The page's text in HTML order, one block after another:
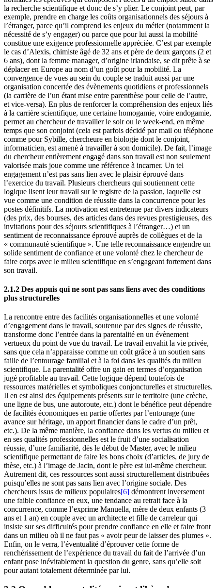
la recherche scientifique et donc de s’y plier. Le conjoint peut, par
exemple, prendre en charge les coûts organisationnels des séjours à
l’étranger, parce qu’il comprend les enjeux du métier (notamment la
nécessité de s’y engager) ou parce que pour lui aussi la mobilité
constitue une exigence professionnelle appréciée. C’est par exemple
le cas d’Alexis, chimiste âgé de 32 ans et père de deux garçons (2 et
6 ans), dont la femme manager, d’origine irlandaise, se dit prête à se
déplacer en Europe au nom d’un goût pour la mobilité. La
convergence de vues au sein du couple se traduit aussi par une
organisation concertée des évènements quotidiens et professionnels
(la carrière de l’un étant mise entre parenthèse pour celle de l’autre,
et vice-versa). En plus de renforcer la compréhension des enjeux liés
à la carrière scientifique, une certaine homogamie, voire endogamie,
permet au chercheur de travailler le soir ou le week-end, en même
temps que son conjoint (cela est parfois décidé par mail ou téléphone
comme pour Sybille, chercheure en biologie dont le conjoint,
informaticien, est amené à travailler à son domicile). De fait, l’image
du chercheur entièrement engagé dans son travail est non seulement
valorisée mais joue comme une référence à incarner. Un tel
engagement n’est pas sans lien avec le plaisir éprouvé dans
l’exercice du travail. Plusieurs chercheurs qui soutiennent cette
logique lisent leur travail sur le registre de la passion, laquelle est
vue comme une condition de réussite dans la concurrence pour les
postes définitifs. La motivation est entretenue par divers indicateurs
(des prix, des bourses, des articles dans des revues prestigieuses, des
invitations pour des séjours scientifiques à l’étranger…) et un
sentiment de reconnaissance éprouvé auprès de collègues et de la
« communauté scientifique ». Une telle reconnaissance engendre un
solide sentiment de confiance et une volonté chez le chercheur de
faire corps avec le milieu scientifique en s’engageant fortement dans
son travail.
2.1.2 Des appuis qui ne sont pas sans liens avec des conditions
plus structurelles
La rencontre entre des facilités organisationnelles et une volonté
d’engagement dans le travail, soutenue par des signes de réussite,
transforme donc l’entrée dans la parentalité en un évènement
vertueux du point de vue du travail. Le travail envahit la vie privée,
sans que cela n’apparaisse comme un coût grâce à un soutien sans
faille de l’entourage familial et à la foi dans les qualités du milieu
scientifique. La parentalité offre un gain en termes d’organisation
jugé profitable au travail. Cette logique dépend toutefois de
ressources matérielles et symboliques conjoncturelles et structurelles.
Il en est ainsi des équipements présents sur le territoire (une crèche,
une ligne de bus, une autoroute, etc.) dont le bénéfice peut dépendre
de facilités économiques en partie offertes par l’entourage (une
avance sur héritage, un apport financier dans le cadre d’un prêt,
etc.). De la même manière, la confiance dans les vertus du milieu et
en ses qualités professionnelles est le fruit d’une socialisation
réussie, d’une familiarité, dès le début de Master, avec le milieu
scientifique permettant de faire les bons choix (d’articles, de jury de
thèse, etc.) à l’image de Jacin, dont le père est lui-même chercheur.
Autrement dit, ces ressources sont aussi structurellement distribuées
puisqu’elles ne sont pas sans lien avec l’origine sociale. Des
chercheurs issus de milieux populaires[6] démontrent inversement
une faible confiance en eux, une tendance au retrait face à la
concurrence, comme l’exprime Manuella, mère de deux enfants (3
ans et 1 an) en couple avec un architecte et fille de carreleur qui
insiste sur ses difficultés pour prendre confiance en elle et faire front
dans un milieu où il ne faut pas « avoir peur de laisser des plumes ».
Enfin, on le verra, l’éventualité d’éprouver cette forme de
renchérissement de l’expérience du travail du fait de l’arrivée d’un
enfant pose inévitablement la question du genre, sans qu’elle soit
pour autant totalement déterminée par lui.